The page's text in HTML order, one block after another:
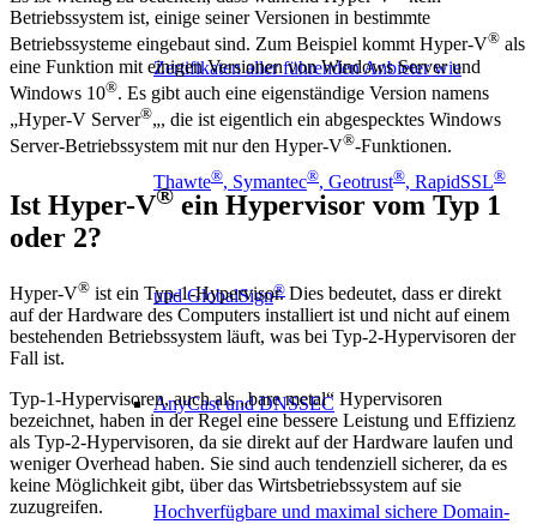
Zertifikaten aller führenden Anbieter wie
Thawte®, Symantec®, Geotrust®, RapidSSL®
und GlobalSign®
AnyCast und DNSSEC
Hochverfügbare und maximal sichere Domain-
Betriebssystem ist, einige seiner Versionen in bestimmte
Betriebssysteme eingebaut sind. Zum Beispiel kommt Hyper-V® als
eine Funktion mit einigen Versionen von Windows Server und
Windows 10®. Es gibt auch eine eigenständige Version namens
„Hyper-V Server®„, die ist eigentlich ein abgespecktes Windows
Server-Betriebssystem mit nur den Hyper-V®-Funktionen.
Ist Hyper-V® ein Hypervisor vom Typ 1
oder 2?
Hyper-V® ist ein Typ-1-Hypervisor. Dies bedeutet, dass er direkt
auf der Hardware des Computers installiert ist und nicht auf einem
bestehenden Betriebssystem läuft, was bei Typ-2-Hypervisoren der
Fall ist.
Typ-1-Hypervisoren, auch als „bare metal“ Hypervisoren
bezeichnet, haben in der Regel eine bessere Leistung und Effizienz
als Typ-2-Hypervisoren, da sie direkt auf der Hardware laufen und
weniger Overhead haben. Sie sind auch tendenziell sicherer, da es
keine Möglichkeit gibt, über das Wirtsbetriebssystem auf sie
zuzugreifen.